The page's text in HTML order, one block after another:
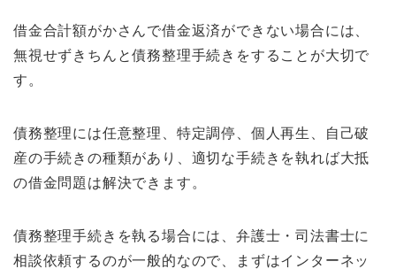
借金合計額がかさんで借金返済ができない場合には、
無視せずきちんと債務整理手続きをすることが大切で
す。
債務整理には任意整理、特定調停、個人再生、自己破
産の手続きの種類があり、適切な手続きを執れば大抵
の借金問題は解決できます。
債務整理手続きを執る場合には、弁護士・司法書士に
相談依頼するのが一般的なので、まずはインターネッ